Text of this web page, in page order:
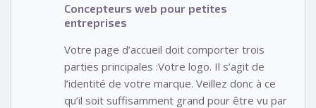
Concepteurs web pour petites
entreprises
Votre page d’accueil doit comporter trois
parties principales :Votre logo. Il s’agit de
l’identité de votre marque. Veillez donc à ce
qu’il soit suffisamment grand pour être vu par